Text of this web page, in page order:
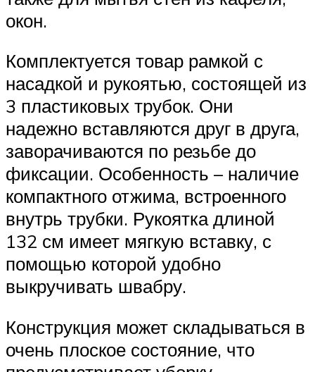
окон.
Комплектуется товар рамкой с
насадкой и рукоятью, состоящей из
3 пластиковых трубок. Они
надежно вставляются друг в друга,
заворачиваются по резьбе до
фиксации. Особенность – наличие
компактного отжима, встроенного
внутрь трубки. Рукоятка длиной
132 см имеет мягкую вставку, с
помощью которой удобно
выкручивать швабру.
Конструкция может складываться в
очень плоское состояние, что